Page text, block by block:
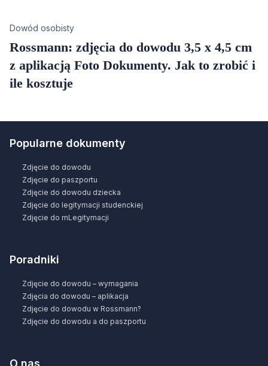
Category
Dowód osobisty
Rossmann: zdjęcia do dowodu 3,5 x 4,5 cm
z aplikacją Foto Dokumenty. Jak to zrobić i
ile kosztuje
Popularne dokumenty
Zdjęcie do dowodu
Zdjęcie do paszportu
Zdjęcie do dowodu dziecka
Zdjęcie do legitymacji studenckiej
Zdjęcie do mLegitymacji
Poradniki
Zdjęcie do dowodu – wymagania
Zdjęcia do dowodu – aplikacja
Zdjęcie do dowodu w Rossmann?
Zdjęcie do dowodu a do paszportu